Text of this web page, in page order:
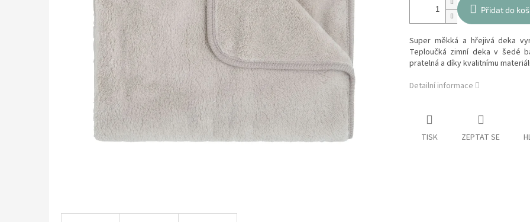
Přidat do
Super měkká a hřejivá deka
Teploučká zimní deka v šedé
pratelná a díky kvalitnímu
Detailní informace
TISK ZEPTAT SE